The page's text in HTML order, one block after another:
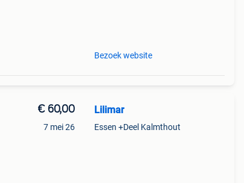
Bezoek website
€ 60,00
7 mei 26
Lilimar
Essen +Deel Kalmthout